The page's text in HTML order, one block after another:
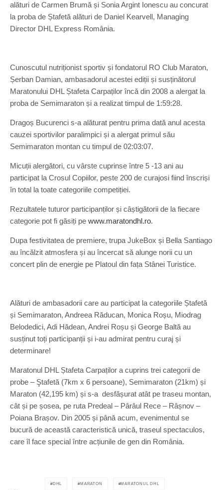
alături de Carmen Brumă și Sonia Argint Ionescu au concurat
la proba de Ștafetă alături de Daniel Kearvell, Managing
Director DHL Express România.
Cunoscutul nutriționist sportiv și fondatorul RO Club Maraton,
Șerban Damian, ambasadorul acestei ediții și susținătorul
Maratonului DHL Ștafeta Carpaților încă din 2008 a alergat la
proba de Semimaraton și a realizat timpul de 1:59:28.
Dragoș Bucurenci s-a alăturat pentru prima dată anul acesta
cauzei sportivilor paralimpici și a alergat primul său
Semimaraton montan cu timpul de 02:03:07.
Micuții alergători, cu vârste cuprinse între 5 -13 ani au
participat la Crosul Copiilor, peste 200 de curajosi fiind înscriși
în total la toate categoriile competiției.
Rezultatele tuturor participanților și câștigătorii de la fiecare
categorie pot fi găsiți pe www.maratondhl.ro.
Dupa festivitatea de premiere, trupa JukeBox și Bella Santiago
au încălzit atmosfera și au încercat să alunge norii cu un
concert plin de energie pe Platoul din fața Stânei Turistice.
Alături de ambasadorii care au participat la categoriile Ștafetă
și Semimaraton, Andreea Răducan, Monica Roșu, Miodrag
Belodedici, Adi Hădean, Andrei Roșu și George Baltă au
susținut toți participanții și i-au admirat pentru curaj și
determinare!
Maratonul DHL Ștafeta Carpaților a cuprins trei categorii de
probe – Ştafetă (7km x 6 persoane), Semimaraton (21km) și
Maraton (42,195 km) și s-a desfășurat atât pe traseu montan,
cât și pe șosea, pe ruta Predeal – Pârâul Rece – Râșnov –
Poiana Brașov. Din 2005 și până acum, evenimentul se
bucură de această caracteristică unică, traseul spectaculos,
care îl face special între acțiunile de gen din România.
DHL MARATON MARATONUL DHL